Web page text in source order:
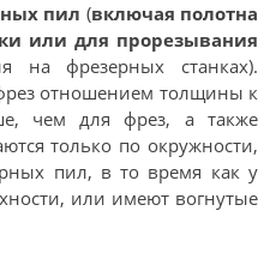
пил (включая полотна
или для прорезывания
на фрезерных станках).
отношением толщины к
чем для фрез, а также
только по окружности,
пил, в то время как у
или имеют вогнутые